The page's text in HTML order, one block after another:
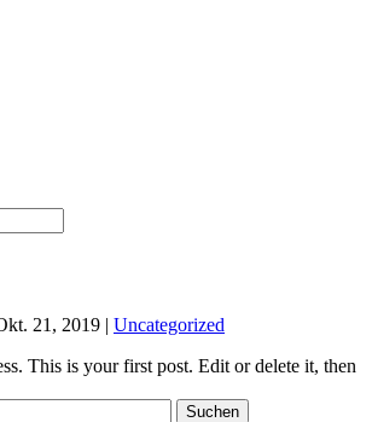
21, 2019 | Uncategorized
This is your first post. Edit or delete it, then